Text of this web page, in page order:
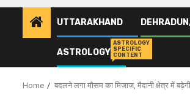
UTTARAKHAND
ASTROLOGY
ASTROLOGY
SPECIFIC
CONTENT
Home बदलने लगा मौसम का मिजाज, मैदानी क्षेत्र में